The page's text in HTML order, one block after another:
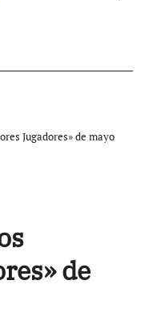
Jugadores» de mayo
de